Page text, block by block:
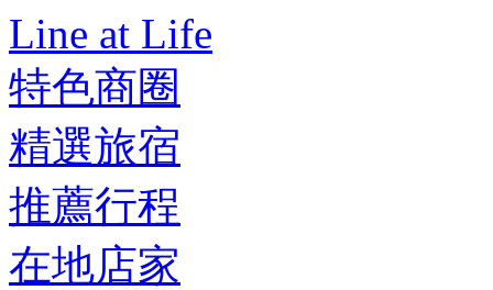
Line at Life
特色商圈
精選旅宿
推薦行程
在地店家